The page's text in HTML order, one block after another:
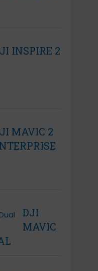
INSPIRE 2
MAVIC 2
DJI
MAVIC